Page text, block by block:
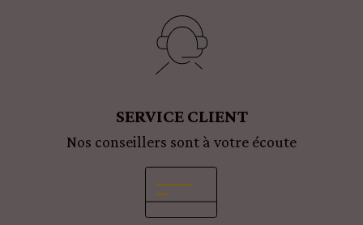
SERVICE CLIENT
Nos conseillers sont à votre écoute